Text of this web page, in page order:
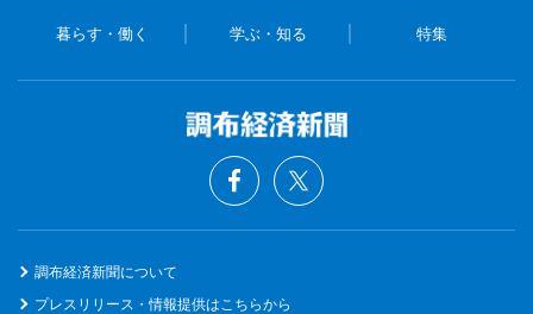
暮らす・働く 学ぶ・知る 特集
調布経済新聞について
プレスリリース・情報提供はこちらから